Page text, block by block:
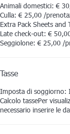
Animali domestici: €
Culla: € 25,00 /
Extra Pack Sheets
Late check-out: €
Seggiolone: € 25,00 /
Tasse
Imposta di soggiorno:
Calcolo tassePer
necessario inserire le